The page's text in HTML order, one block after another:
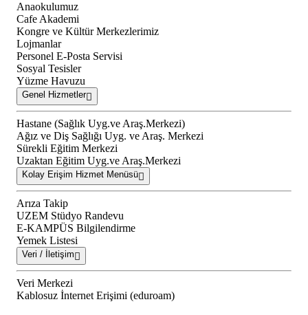
Anaokulumuz
Cafe Akademi
Kongre ve Kültür Merkezlerimiz
Lojmanlar
Personel E-Posta Servisi
Sosyal Tesisler
Yüzme Havuzu
Genel Hizmetler
Hastane (Sağlık Uyg.ve Araş.Merkezi)
Ağız ve Diş Sağlığı Uyg. ve Araş. Merkezi
Sürekli Eğitim Merkezi
Uzaktan Eğitim Uyg.ve Araş.Merkezi
Kolay Erişim Hizmet Menüsü
Arıza Takip
UZEM Stüdyo Randevu
E-KAMPÜS Bilgilendirme
Yemek Listesi
Veri / İletişim
Veri Merkezi
Kablosuz İnternet Erişimi (eduroam)